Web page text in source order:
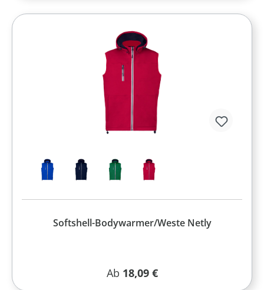
Softshell-Bodywarmer/Weste Netly
Regulärer Preis:
Ab 18,09 €